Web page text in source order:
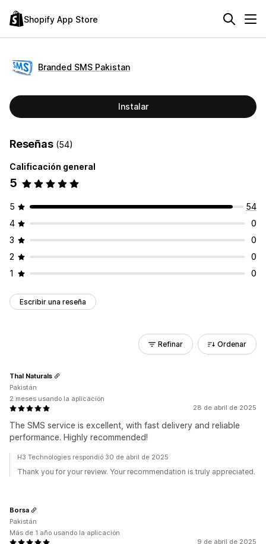
Shopify App Store
Branded SMS Pakistan
Instalar
Reseñas (54)
Calificación general
5
5
54
4
0
3
0
2
0
1
0
Escribir una reseña
Refinar Ordenar
28 de abril de 2025
The SMS service is excellent, with fast delivery and reliable
performance. Highly recommended!
Thal Naturals
Pakistán
2 meses usando la aplicación
H3 Technologies respondió 30 de abril de 2025
Thank you for your review. Your recommendation is truly appreciated.
9 de abril de 2025
Borsa
Pakistán
Más de 1 año usando la aplicación